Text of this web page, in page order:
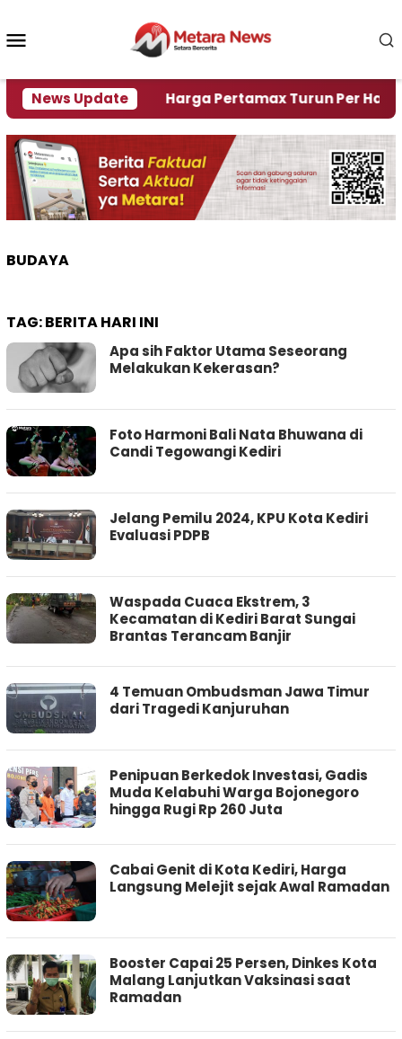
konten
News Update
Krisi Air Harga Pertamax Turun Per Hari Ini,
BUDAYA
TAG:BERITA HARI INI
Apa sih Faktor Utama Seseorang
Melakukan Kekerasan?
Foto Harmoni Bali Nata Bhuwana di
Candi Tegowangi Kediri
Jelang Pemilu 2024, KPU Kota Kediri
Evaluasi PDPB
Waspada Cuaca Ekstrem, 3
Kecamatan di Kediri Barat Sungai
Brantas Terancam Banjir
4 Temuan Ombudsman Jawa Timur
dari Tragedi Kanjuruhan
Penipuan Berkedok Investasi, Gadis
Muda Kelabuhi Warga Bojonegoro
hingga Rugi Rp 260 Juta
Cabai Genit di Kota Kediri, Harga
Langsung Melejit sejak Awal Ramadan
Booster Capai 25 Persen, Dinkes Kota
Malang Lanjutkan Vaksinasi saat
Ramadan